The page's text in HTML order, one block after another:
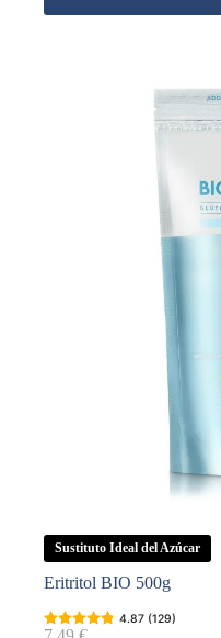
Sustituto Ideal del Azúcar
Eritritol BIO 500g
4.87 (129)